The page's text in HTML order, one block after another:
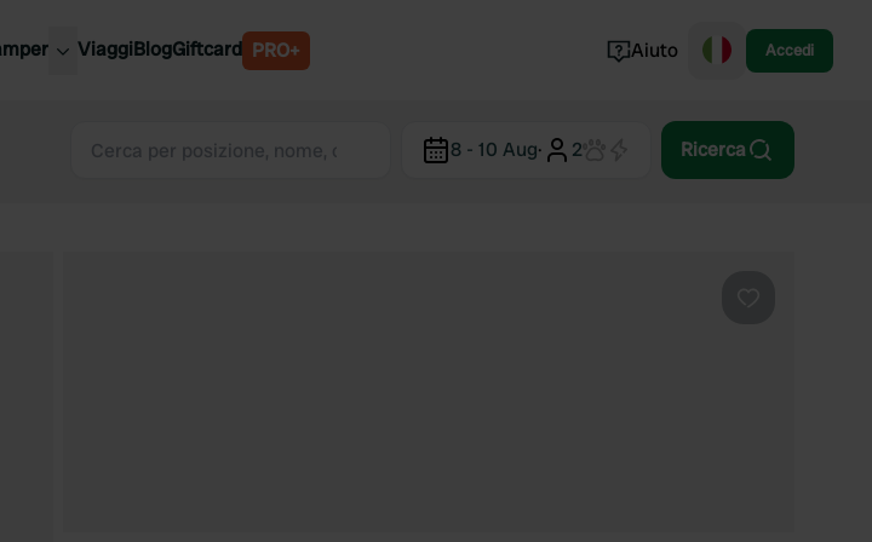
Slovenia
Portogallo
ViaggiBlogGiftcard PRO+ Aiuto Accedi
8 - 10 Aug· 2 Ricerca